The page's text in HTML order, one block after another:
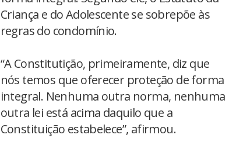
Criança e do Adolescente se sobrepõe às
regras do condomínio.
“A Constitutição, primeiramente, diz que
nós temos que oferecer proteção de forma
integral. Nenhuma outra norma, nenhuma
outra lei está acima daquilo que a
Constituição estabelece”, afirmou.